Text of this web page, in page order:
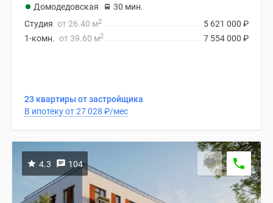
Домодедовская
30 мин.
5 621 000 ₽
Студия от 26.40 м2
7 554 000 ₽
1-комн. от 39.60 м2
23 квартиры от застройщика
В ипотеку от 27 028 ₽/мес
4.3 104